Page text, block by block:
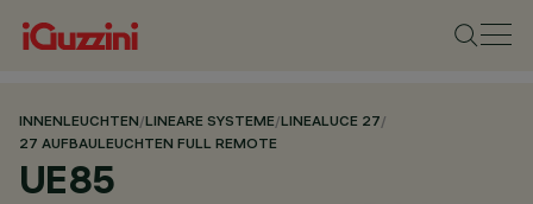
INNENLEUCHTEN/LINEARE SYSTEME/LINEALUCE 27/
27 AUFBAULEUCHTEN FULL REMOTE
UE85